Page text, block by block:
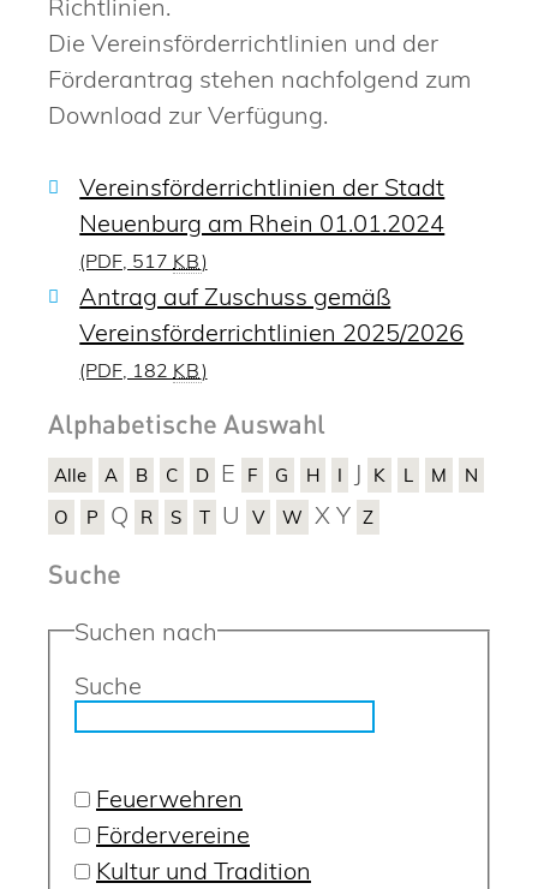
Richtlinien.
Die Vereinsförderrichtlinien und der
Förderantrag stehen nachfolgend zum
Download zur Verfügung.
Vereinsförderrichtlinien der Stadt
Neuenburg am Rhein 01.01.2024
(PDF, 517 KB)
Antrag auf Zuschuss gemäß
Vereinsförderrichtlinien 2025/2026
(PDF, 182 KB)
Alphabetische Auswahl
Alle A B C D E F G H I J K L M
N
O
P Q R S T U V W X Y Z
Suche
Suchen nach
Suche
Feuerwehren
Fördervereine
Kultur und Tradition